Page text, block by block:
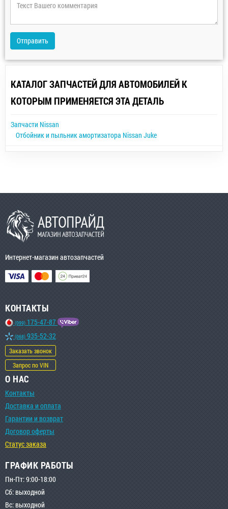
Отправить
КАТАЛОГ ЗАПЧАСТЕЙ ДЛЯ АВТОМОБИЛЕЙ К
КОТОРЫМ ПРИМЕНЯЕТСЯ ЭТА ДЕТАЛЬ
Запчасти Nissan
Отбойник и пыльник амортизатора Nissan Juke
Интернет-магазин автозапчастей
КОНТАКТЫ
(099) 175-47-87
(068) 935-52-32
Заказать звонок
Запрос по VIN
О НАС
Контакты
Доставка и оплата
Гарантии и возврат
Договор оферты
Статус заказа
ГРАФИК РАБОТЫ
Пн-Пт: 9:00-18:00
Сб: выходной
Вс: выходной